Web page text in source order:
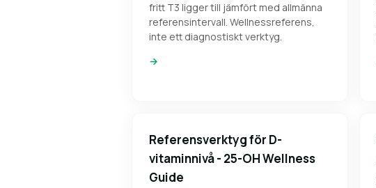
fritt T3 ligger till jämfört med allmänna
referensintervall. Wellnessreferens,
inte ett diagnostiskt verktyg.
→
Referensverktyg för D-
vitaminnivå - 25-OH Wellness
Guide